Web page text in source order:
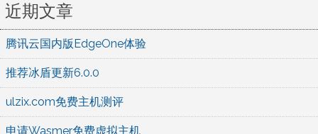
导
航
近期文章
腾讯云国内版EdgeOne体验
推荐冰盾更新6.0.0
ulzix.com免费主机测评
申请Wasmer免费虚拟主机